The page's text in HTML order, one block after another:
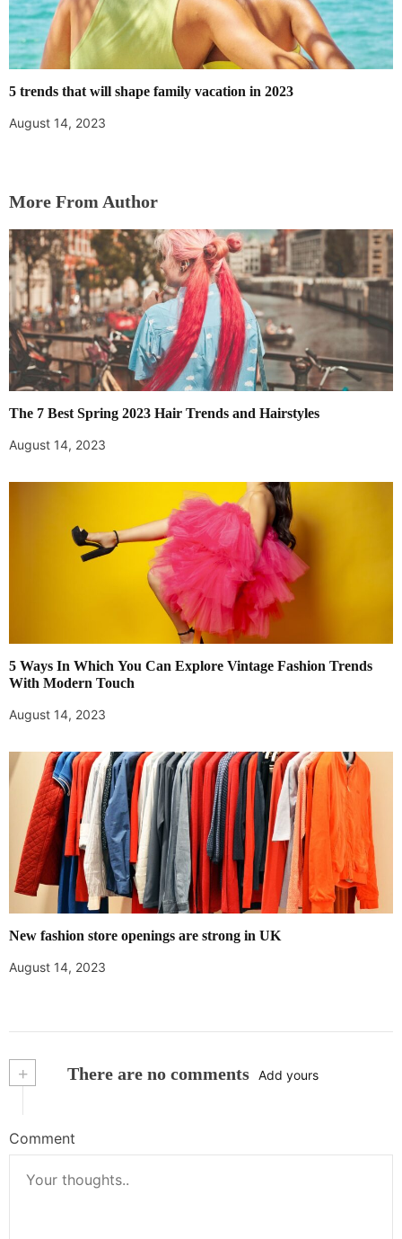
5 trends that will shape family vacation in 2023
August 14, 2023
More From Author
The 7 Best Spring 2023 Hair Trends and Hairstyles
August 14, 2023
5 Ways In Which You Can Explore Vintage Fashion Trends
With Modern Touch
August 14, 2023
New fashion store openings are strong in UK
August 14, 2023
+ There are no comments Add yours
Comment